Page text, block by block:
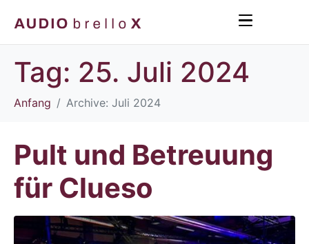
Tag: 25. Juli 2024
Anfang Archive: Juli 2024
Pult und Betreuung
für Clueso